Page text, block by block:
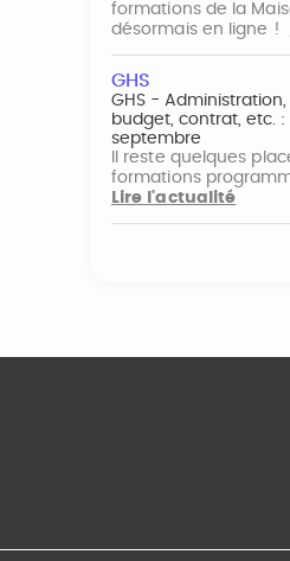
formations de la
désormais en ligne !
GHS
GHS -
budget, contrat, etc.
septembre
Il reste quelques
formations
Lire l'actualité